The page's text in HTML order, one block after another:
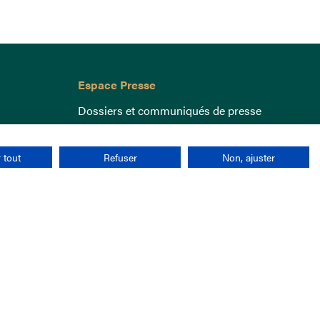
Espace Presse
Dossiers et communiqués de presse
tout Refuser Non, ajuster